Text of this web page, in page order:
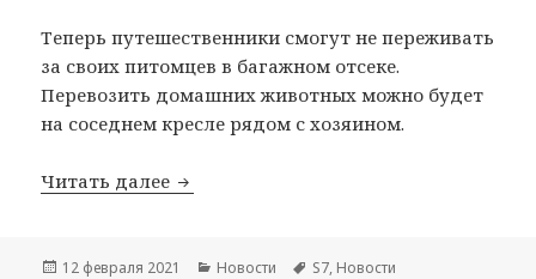
Теперь путешественники смогут не переживать
за своих питомцев в багажном отсеке.
Перевозить домашних животных можно будет
на соседнем кресле рядом с хозяином.
Читать далее S7 разрешил перевозить питомцев на
Опубликовано
12 февраля 2021 Рубрики
Новости Метки
S7, Новости